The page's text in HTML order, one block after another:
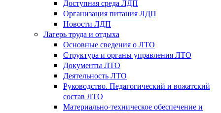
Доступная среда ЛДП
Организация питания ЛДП
Новости ЛДП
Лагерь труда и отдыха
Основные сведения о ЛТО
Структура и органы управления ЛТО
Документы ЛТО
Деятельность ЛТО
Руководство. Педагогический и вожатский
состав ЛТО
Материально-техническое обеспечение и